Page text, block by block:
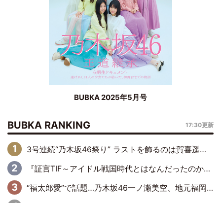
BUBKA 2025年5月号
BUBKA RANKING 17:30更新
3号連続“乃木坂46祭り” ラストを飾るのは賀喜遥香…5年ぶりの登場に「5年分大人になった私を見ていただけたら」
『証言TIF～アイドル戦国時代とはなんだったのか～』第6回：でんぱ組.inc・古川未鈴×相沢梨紗「『ハロプロやりたかったな』って言ったら、夢眠ねむさんに『てめえはでんぱ組．incなんだよ！』って肩パンされて(笑)」
“福太郎愛”で話題…乃木坂46一ノ瀬美空、地元福岡『めんべい25周年トップサポーター』に就任